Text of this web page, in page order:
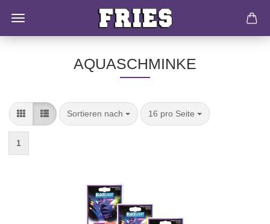
AQUASCHMINKE
Sortieren nach 16 pro Seite
1